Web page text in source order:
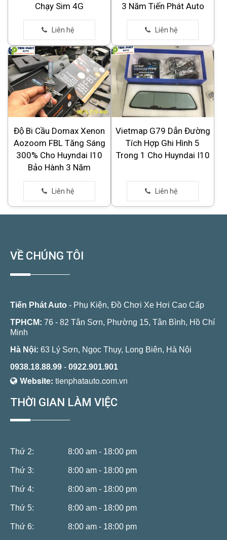
Chạy Sim 4G
3 Năm Tiến Phát Auto
Độ Bi Cầu Domax Xenon
Aozoom FBL Tăng Sáng
300% Cho Huyndai I10
Bảo Hành 3 Năm
Vietmap G79 Dẫn Đường
Tích Hợp Ghi Hình 5
Trong 1 Cho Huyndai I10
VỀ CHÚNG TÔI
Tiến Phát Auto - Phụ Kiện, Đồ Chơi Xe Hơi Cao Cấp
TPHCM: 76 - 82 Tân Sơn, Phường 15, Tân Bình, Hồ Chí
Minh
Hà Nội: 63 Lý Sơn, Ngọc Thụy, Long Biên, Hà Nội
0938.18.88.99 - 0922.901.901
Website: tienphatauto.com.vn
THỜI GIAN LÀM VIỆC
Thứ 2: 8:00 am - 18:00 pm
Thứ 3: 8:00 am - 18:00 pm
Thứ 4: 8:00 am - 18:00 pm
Thứ 5: 8:00 am - 18:00 pm
Thứ 6: 8:00 am - 18:00 pm